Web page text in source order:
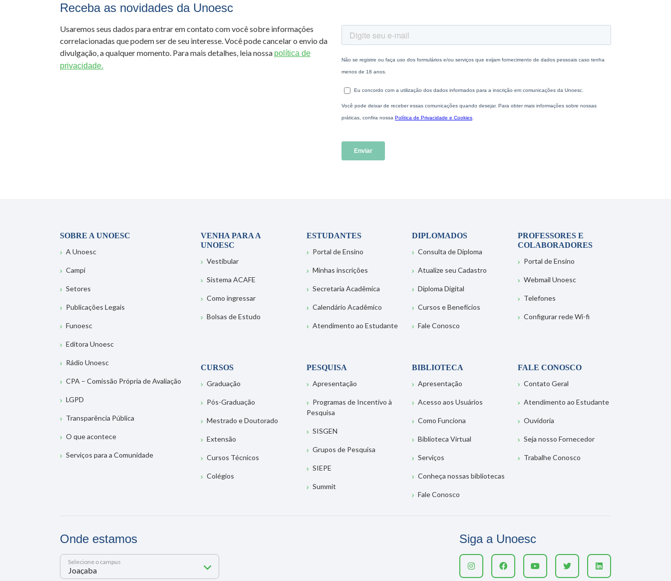
Receba as novidades da Unoesc
Usaremos seus dados para entrar em contato com você sobre informações
correlacionadas que podem ser de seu interesse. Você pode cancelar o envio da
divulgação, a qualquer momento. Para mais detalhes, leia nossa política de
privacidade.
SOBRE A UNOESC
A Unoesc
Campi
Setores
Publicações Legais
Funoesc
Editora Unoesc
Rádio Unoesc
CPA – Comissão Própria de Avaliação
LGPD
Transparência Pública
O que acontece
Serviços para a Comunidade
VENHA PARA A
UNOESC
Vestibular
Sistema ACAFE
Como ingressar
Bolsas de Estudo
ESTUDANTES
Portal de Ensino
Minhas inscrições
Secretaria Acadêmica
Calendário Acadêmico
Atendimento ao Estudante
DIPLOMADOS
Consulta de Diploma
Atualize seu Cadastro
Diploma Digital
Cursos e Benefícios
Fale Conosco
PROFESSORES E
COLABORADORES
Portal de Ensino
Webmail Unoesc
Telefones
Configurar rede Wi-fi
CURSOS
Graduação
Pós-Graduação
Mestrado e Doutorado
Extensão
Cursos Técnicos
Colégios
PESQUISA
Apresentação
Programas de Incentivo à
Pesquisa
SISGEN
Grupos de Pesquisa
SIEPE
Summit
BIBLIOTECA
Apresentação
Acesso aos Usuários
Como Funciona
Biblioteca Virtual
Serviços
Conheça nossas bibliotecas
Fale Conosco
FALE CONOSCO
Contato Geral
Atendimento ao Estudante
Ouvidoria
Seja nosso Fornecedor
Trabalhe Conosco
Onde estamos
Selecione o campus
Siga a Unoesc